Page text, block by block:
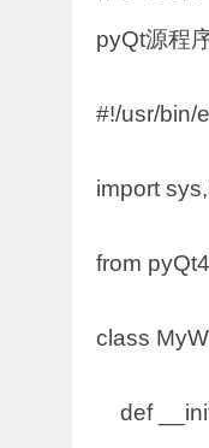
pyQt源程
#!/usr/bin/
import
from
class
def